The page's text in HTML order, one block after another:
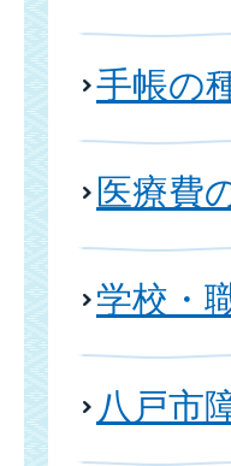
手帳の
医療費
学校・
八戸市